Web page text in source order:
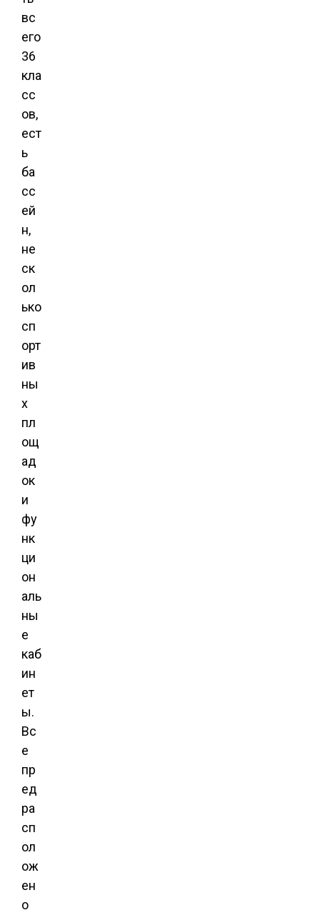
вс
его
36
кла
сс
ов,
ест
ь
ба
сс
ей
н,
не
ск
ол
ько
сп
орт
ив
ны
х
пл
ощ
ад
ок
и
фу
нк
ци
он
аль
ны
е
каб
ин
ет
ы.
Вс
е
пр
ед
ра
сп
ол
ож
ен
о